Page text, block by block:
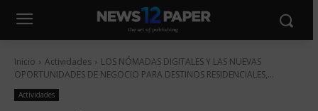
Inicio Actividades
LOS NÓMADAS DIGITALES Y LAS NUEVAS
OPORTUNIDADES DE NEGOCIO PARA DESTINOS RESIDENCIALES,...
Actividades